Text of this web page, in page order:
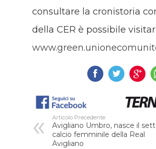
consultare la cronistoria
della CER è possibile
Articolo Precedente
Avigliano Umbro, nasce il
calcio femminile della Real
Avigliano